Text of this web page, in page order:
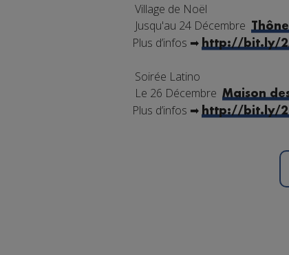
Village de Noël
Jusqu'au 24 Décembre
Plus d’infos ➡ http://bit.ly/
Soirée Latino
Le 26 Décembre Maison
Plus d’infos ➡ http://bit.ly/